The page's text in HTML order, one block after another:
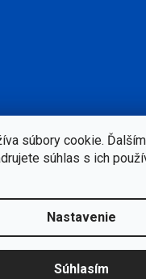
súbory cookie.
súhlas s ich
Nastavenie
Súhlasím
Upraviť nastavenie cookies